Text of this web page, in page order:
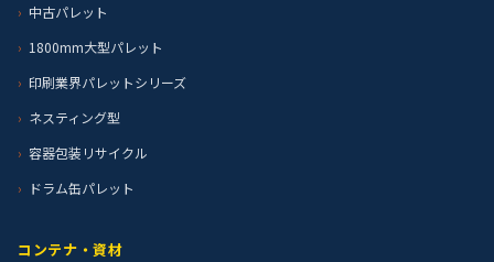
中古パレット
1800mm大型パレット
印刷業界パレットシリーズ
ネスティング型
容器包装リサイクル
ドラム缶パレット
コンテナ・資材